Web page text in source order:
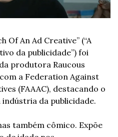
Of An Ad Creative” (“A
da publicidade”) foi
produtora Raucous
a Federation Against
(FAAAC), destacando o
da publicidade.
também cômico. Expõe